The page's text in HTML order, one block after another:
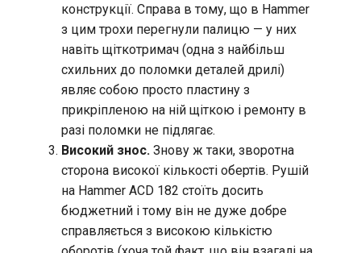
конструкції. Справа в тому, що в Hammer
з цим трохи перегнули палицю — у них
навіть щіткотримач (одна з найбільш
схильних до поломки деталей дрилі)
являє собою просто пластину з
прикріпленою на ній щіткою і ремонту в
разі поломки не підлягає.
Високий знос. Знову ж таки, зворотна
сторона високої кількості обертів. Рушій
на Hammer ACD 182 стоїть досить
бюджетний і тому він не дуже добре
справляється з високою кількістю